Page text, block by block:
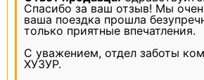
Спасибо за ваш отзыв! Мы
ваша поездка прошла
только приятные впечатления.
С уважением, отдел заботы
ХУЗУР.
федеральными
3.2. Оператор
— предоставлять
персональных данных по
информацию, касающуюся
его персональных